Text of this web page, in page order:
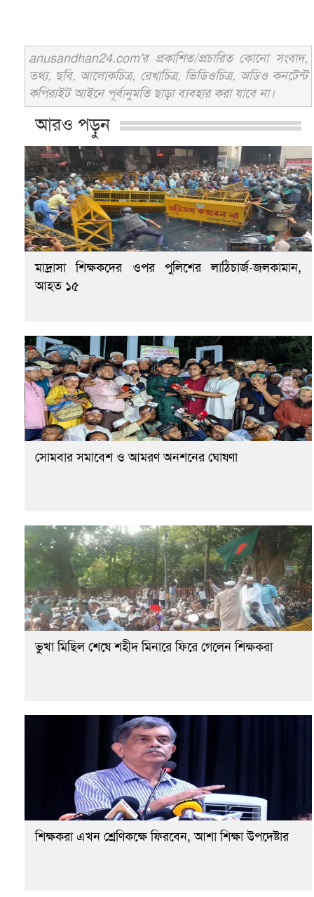
anusandhan24.com'র প্রকাশিত/প্রচারিত কোনো সংবাদ,
তথ্য, ছবি, আলোকচিত্র, রেখাচিত্র, ভিডিওচিত্র, অডিও কনটেন্ট
কপিরাইট আইনে পূর্বানুমতি ছাড়া ব্যবহার করা যাবে না।
আরও পড়ুন
মাদ্রাসা শিক্ষকদের ওপর পুলিশের লাঠিচার্জ-জলকামান,
আহত ১৫
সোমবার সমাবেশ ও আমরণ অনশনের ঘোষণা
ভুখা মিছিল শেষে শহীদ মিনারে ফিরে গেলেন শিক্ষকরা
শিক্ষকরা এখন শ্রেণিকক্ষে ফিরবেন, আশা শিক্ষা উপদেষ্টার